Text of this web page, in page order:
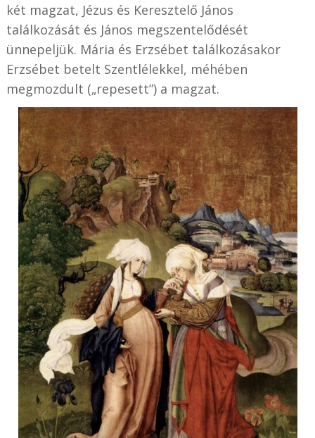
két magzat, Jézus és Keresztelő János
találkozását és János megszentelődését
ünnepeljük. Mária és Erzsébet találkozásakor
Erzsébet betelt Szentlélekkel, méhében
megmozdult („repesett”) a magzat.